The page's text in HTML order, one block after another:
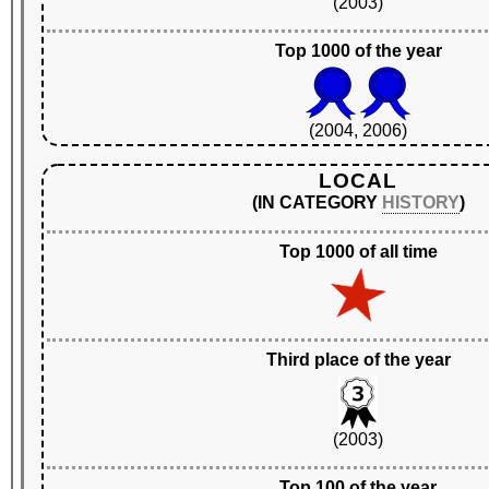
Top 1000 of the year
(2004, 2006)
LOCAL
(IN CATEGORY HISTORY)
Top 1000 of all time
Third place of the year
(2003)